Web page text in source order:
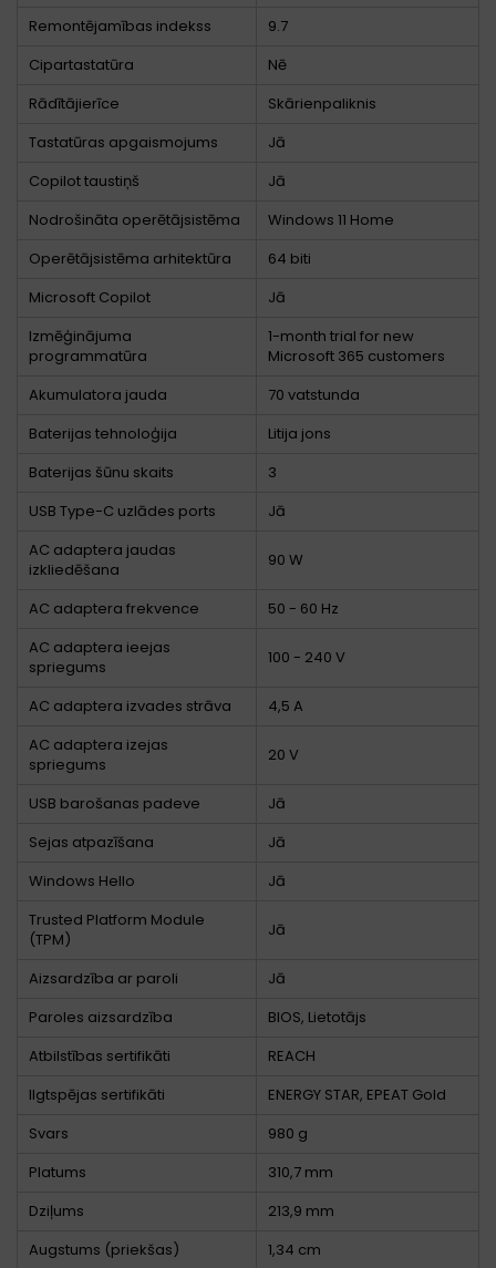
Remontējamības indekss
9.7
Cipartastatūra
Nē
Rādītājierīce
Skārienpaliknis
Tastatūras apgaismojums
Jā
Copilot taustiņš
Jā
Nodrošināta operētājsistēma
Windows 11 Home
Operētājsistēma arhitektūra
64 biti
Microsoft Copilot
Jā
Izmēģinājuma
programmatūra
1-month trial for new
Microsoft 365 customers
Akumulatora jauda
70 vatstunda
Baterijas tehnoloģija
Litija jons
Baterijas šūnu skaits
3
USB Type-C uzlādes ports
Jā
AC adaptera jaudas
izkliedēšana
90 W
AC adaptera frekvence
50 - 60 Hz
AC adaptera ieejas
spriegums
100 - 240 V
AC adaptera izvades strāva
4,5 A
AC adaptera izejas
spriegums
20 V
USB barošanas padeve
Jā
Sejas atpazīšana
Jā
Windows Hello
Jā
Trusted Platform Module
(TPM)
Jā
Aizsardzība ar paroli
Jā
Paroles aizsardzība
BIOS, Lietotājs
Atbilstības sertifikāti
REACH
Ilgtspējas sertifikāti
ENERGY STAR, EPEAT Gold
Svars
980 g
Platums
310,7 mm
Dziļums
213,9 mm
Augstums (priekšas)
1,34 cm